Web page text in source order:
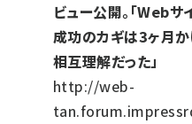
ビュー公開。「Web
成功のカギは3ヶ月
相互理解だった」
http://web-